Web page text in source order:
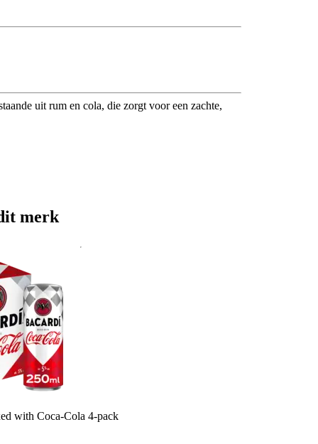
uit rum en cola, die zorgt voor een zachte,
merk
with Coca-Cola 4-pack